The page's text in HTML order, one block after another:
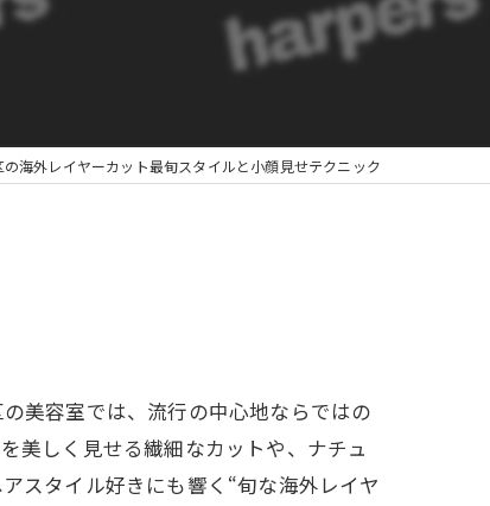
海外レイヤーカット最旬スタイルと小顔見せテクニック
美容室では、流行の中心地ならではの
美しく見せる繊細なカットや、ナチュ
スタイル好きにも響く“旬な海外レイヤ